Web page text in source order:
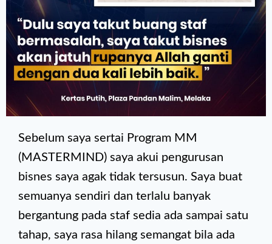
Sebelum saya sertai Program MM
(MASTERMIND) saya akui pengurusan
bisnes saya agak tidak tersusun. Saya buat
semuanya sendiri dan terlalu banyak
bergantung pada staf sedia ada sampai satu
tahap, saya rasa hilang semangat bila ada